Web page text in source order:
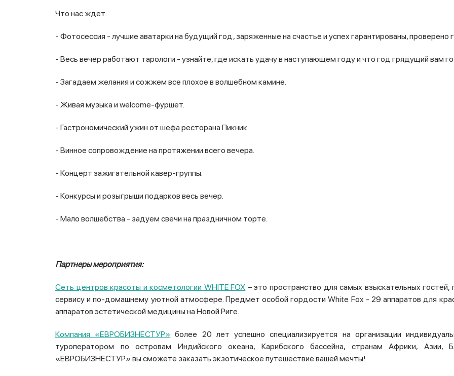
Что нас ждет:
- Фотосессия - лучшие аватарки на будущий год, заряженные на счастье и успех гарантированы, проверено
- Весь вечер работают тарологи - узнайте, где искать удачу в наступающем году и что год грядущий вам
- Загадаем желания и сожжем все плохое в волшебном камине.
- Живая музыка и welcome-фуршет.
- Гастрономический ужин от шефа ресторана Пикник.
- Винное сопровождение на протяжении всего вечера.
- Концерт зажигательной кавер-группы.
- Конкурсы и розыгрыши подарков весь вечер.
- Мало волшебства - задуем свечи на праздничном торте.
Партнеры мероприятия:
Сеть центров красоты и косметологии WHITE FОХ – это пространство для самых взыскательных
сервису и по-домашнему уютной атмосфере. Предмет особой гордости White Fox - 29 аппаратов для
аппаратов эстетической медицины на Новой Риге.
Компания «ЕВРОБИЗНЕСТУР» более 20 лет успешно специализируется на организации
туроператором по островам Индийского океана, Карибского бассейна, странам Африки,
«ЕВРОБИЗНЕСТУР» вы сможете заказать экзотическое путешествие вашей мечты!